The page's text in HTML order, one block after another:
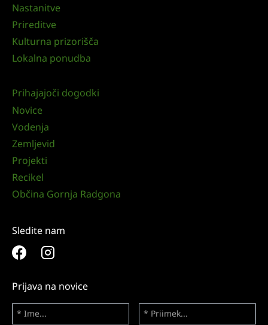
Nastanitve
Prireditve
Kulturna prizorišča
Lokalna ponudba
Prihajajoči dogodki
Novice
Vodenja
Zemljevid
Projekti
Recikel
Občina Gornja Radgona
Sledite nam
Prijava na novice